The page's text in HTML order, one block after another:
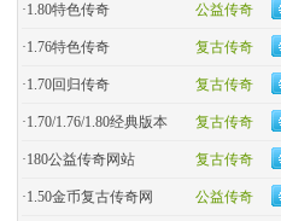
公益传奇
·1.80特色传奇
复古传奇
·1.76特色传奇
复古传奇
·1.70回归传奇
复古传奇
·1.70/1.76/1.80经典版本
复古传奇
·180公益传奇网站
公益传奇
·1.50金币复古传奇网